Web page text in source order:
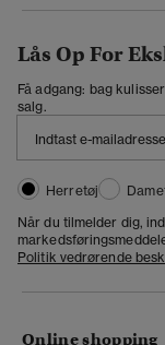
Lås Op For
Få adgang: bag
salg.
Herretøj
Når du tilmelder dig,
Politik vedrørende
Online shopping